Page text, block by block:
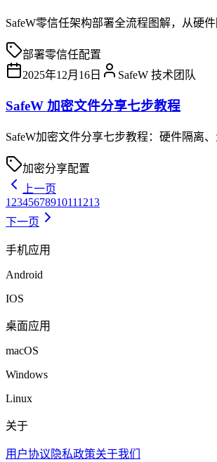
SafeW零信任架构部署全流程图解，从硬
部署零信任配置
2025年12月16日
SafeW 技术团队
SafeW 加密文件分享七步教程
SafeW加密文件分享七步教程：硬件隔离
加密分享配置
上一页
1 2345678910111213
下一页
手机应用
Android
IOS
桌面应用
macOS
Windows
Linux
关于
用户协议 隐私政策关于我们